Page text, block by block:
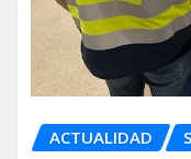
ACTUALIDAD